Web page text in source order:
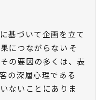
基づいて企画を立て
つながらない――そ
の要因の多くは、表
の深層心理である
ないことにありま